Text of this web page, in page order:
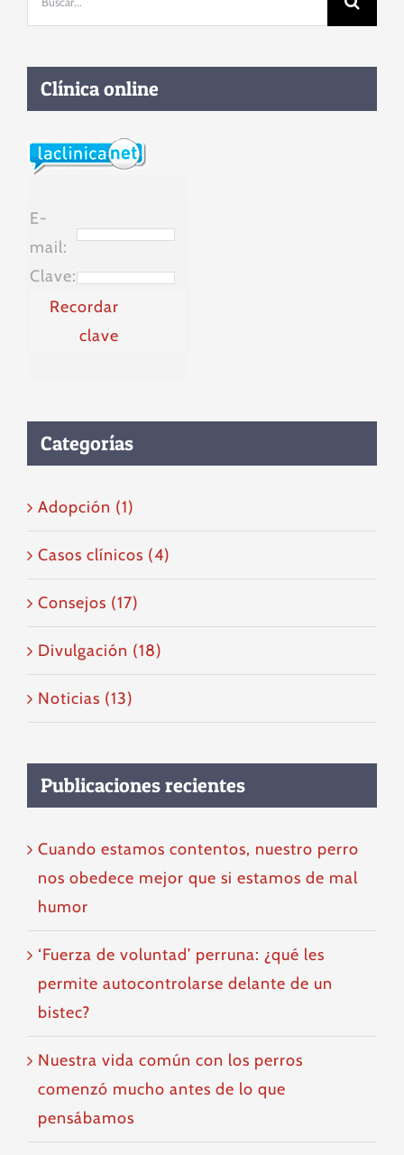
Clínica online
E-
mail:
Clave:
Recordar
clave
Categorías
Adopción (1)
Casos clínicos (4)
Consejos (17)
Divulgación (18)
Noticias (13)
Publicaciones recientes
Cuando estamos contentos, nuestro perro
nos obedece mejor que si estamos de mal
humor
‘Fuerza de voluntad’ perruna: ¿qué les
permite autocontrolarse delante de un
bistec?
Nuestra vida común con los perros
comenzó mucho antes de lo que
pensábamos